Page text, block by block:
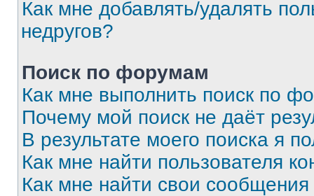
Как мне добавлять/удалять
недругов?
Поиск по форумам
Как мне выполнить поиск по
Почему мой поиск не даёт
В результате моего поиска я
Как мне найти пользователя
Как мне найти свои